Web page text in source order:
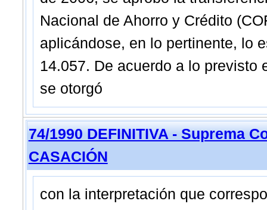
Nacional de Ahorro y Crédito
aplicándose, en lo pertinente, lo
14.057. De acuerdo a lo previsto
se otorgó
74/1990 DEFINITIVA - Suprema
CASACIÓN
con la interpretación que